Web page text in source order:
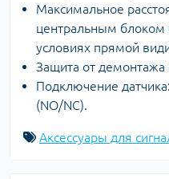
Максимальное
центральным блоком
условиях прямой
Защита от
Подключение
(NO/NC).
Аксессуары для